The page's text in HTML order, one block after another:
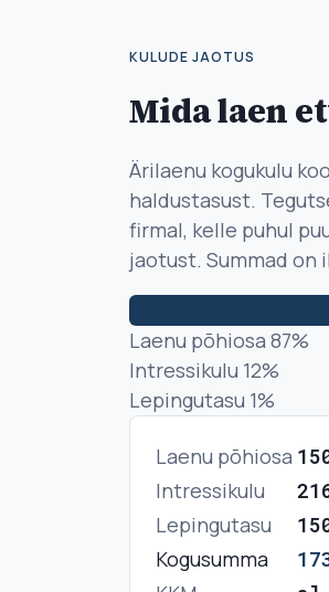
KULUDE JAOTUS
Mida laen
Ärilaenu kogukulu
haldustasust.
firmal, kelle puhul
jaotust. Summad on
Laenu põhiosa 87%
Intressikulu 12%
Lepingutasu 1%
Laenu põhiosa
Intressikulu
Lepingutasu
Kogusumma